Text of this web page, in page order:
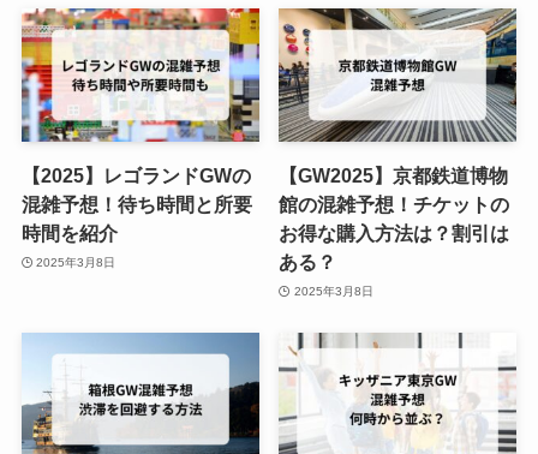
【2025】レゴランドGWの
混雑予想！待ち時間と所要
時間を紹介
2025年3月8日
【GW2025】京都鉄道博物
館の混雑予想！チケットの
お得な購入方法は？割引は
ある？
2025年3月8日